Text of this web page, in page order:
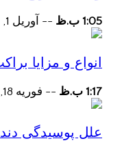
1:05 ب.ظ -- آوریل 1, 2023
انواع و مزایا
1:17 ب.ظ -- فوریه 18, 2023
علل پوسیدگی